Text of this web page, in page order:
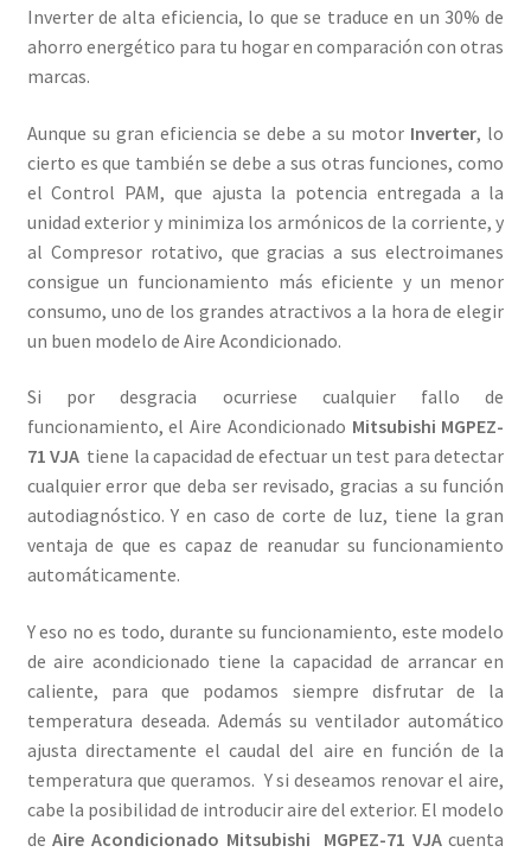
Inverter de alta eficiencia, lo que se traduce en un 30% de
ahorro energético para tu hogar en comparación con otras
marcas.
Aunque su gran eficiencia se debe a su motor Inverter, lo
cierto es que también se debe a sus otras funciones, como
el Control PAM, que ajusta la potencia entregada a la
unidad exterior y minimiza los armónicos de la corriente, y
al Compresor rotativo, que gracias a sus electroimanes
consigue un funcionamiento más eficiente y un menor
consumo, uno de los grandes atractivos a la hora de elegir
un buen modelo de Aire Acondicionado.
Si por desgracia ocurriese cualquier fallo de
funcionamiento, el Aire Acondicionado Mitsubishi MGPEZ-
71 VJAtiene la capacidad de efectuar un test para detectar
cualquier error que deba ser revisado, gracias a su función
autodiagnóstico. Y en caso de corte de luz, tiene la gran
ventaja de que es capaz de reanudar su funcionamiento
automáticamente.
Y eso no es todo, durante su funcionamiento, este modelo
de aire acondicionado tiene la capacidad de arrancar en
caliente, para que podamos siempre disfrutar de la
temperatura deseada. Además su ventilador automático
ajusta directamente el caudal del aire en función de la
temperatura que queramos. Y si deseamos renovar el aire,
cabe la posibilidad de introducir aire del exterior. El modelo
deAire Acondicionado Mitsubishi MGPEZ-71 VJAcuenta